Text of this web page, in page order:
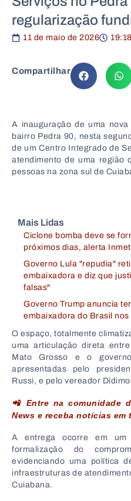
regularização
11 de maio de 2026 19:18
Compartilhar
A inauguração de uma
bairro Pedra 90, nesta
de um Centro Integrado de
atendimento de uma região
pessoas na zona sul de
Mais Lidas
Ciclone bomba deve se
próximos dias, alerta Inmet
Governo Lula "repudia"
embaixadora e diz que
falsas"
Governo Trump anuncia
embaixadora do Brasil nos
O espaço, totalmente
uma articulação direta
Mato Grosso e o
apresentadas pelo
Russi, e pelo vereador Dídimo
📲 Entre na comunidade
News e receba notícias em
A entrega ocorre em
formalização do
evidenciando uma política
infraestruturas de
Cuiabana.